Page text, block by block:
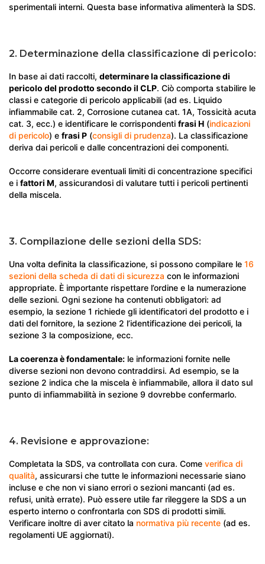
sperimentali interni. Questa base informativa alimenterà la SDS.
2. Determinazione della classificazione di pericolo:
In base ai dati raccolti, determinare la classificazione di
pericolo del prodotto secondo il CLP. Ciò comporta stabilire le
classi e categorie di pericolo applicabili (ad es. Liquido
infiammabile cat. 2, Corrosione cutanea cat. 1A, Tossicità acuta
cat. 3, ecc.) e identificare le corrispondenti frasi H (indicazioni
di pericolo) e frasi P (consigli di prudenza). La classificazione
deriva dai pericoli e dalle concentrazioni dei componenti.
Occorre considerare eventuali limiti di concentrazione specifici
e i fattori M, assicurandosi di valutare tutti i pericoli pertinenti
della miscela.
3. Compilazione delle sezioni della SDS:
Una volta definita la classificazione, si possono compilare le 16
sezioni della scheda di dati di sicurezza con le informazioni
appropriate. È importante rispettare l’ordine e la numerazione
delle sezioni. Ogni sezione ha contenuti obbligatori: ad
esempio, la sezione 1 richiede gli identificatori del prodotto e i
dati del fornitore, la sezione 2 l’identificazione dei pericoli, la
sezione 3 la composizione, ecc.
La coerenza è fondamentale: le informazioni fornite nelle
diverse sezioni non devono contraddirsi. Ad esempio, se la
sezione 2 indica che la miscela è infiammabile, allora il dato sul
punto di infiammabilità in sezione 9 dovrebbe confermarlo.
4. Revisione e approvazione:
Completata la SDS, va controllata con cura. Come verifica di
qualità, assicurarsi che tutte le informazioni necessarie siano
incluse e che non vi siano errori o sezioni mancanti (ad es.
refusi, unità errate). Può essere utile far rileggere la SDS a un
esperto interno o confrontarla con SDS di prodotti simili.
Verificare inoltre di aver citato la normativa più recente (ad es.
regolamenti UE aggiornati).